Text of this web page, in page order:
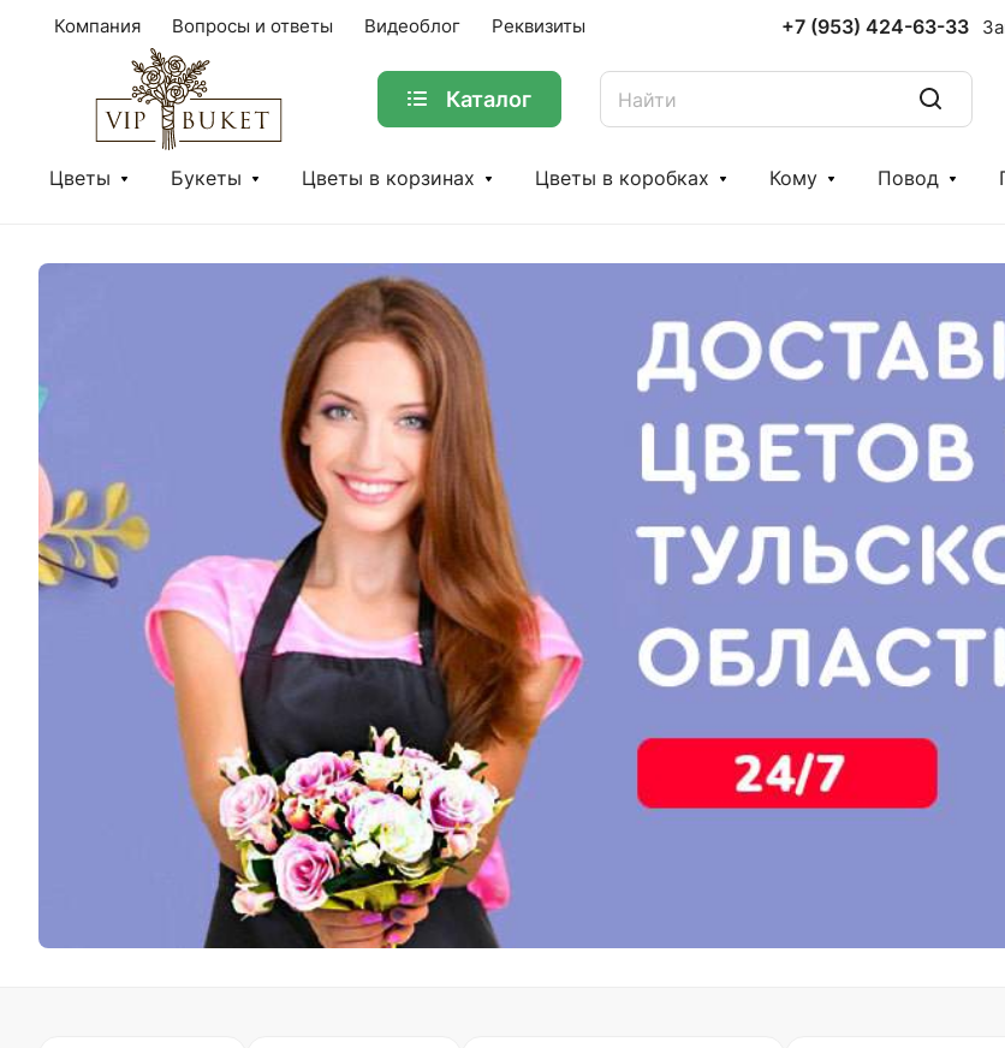
Компания Вопросы и ответы Видеоблог Реквизиты +7 (953) 424-63-33
Каталог
Цветы Букеты Цветы в корзинах Цветы в коробках Кому Повод